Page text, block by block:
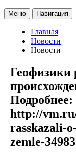
Меню Навигация
Главная
Новости
Новости
Геофизики
Подробнее:
http://
rasskazali-
zemle-